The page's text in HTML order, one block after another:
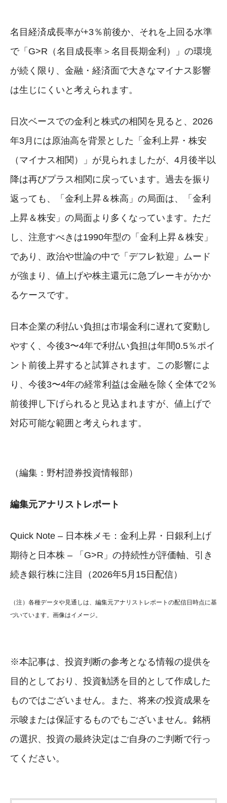
名目経済成長率が+3％前後か、それを上回る水準
で「G>R（名目成長率＞名目長期金利）」の環境
が続く限り、金融・経済面で大きなマイナス影響
は生じにくいと考えられます。
日次ベースでの金利と株式の相関を見ると、2026
年3月には原油高を背景とした「金利上昇・株安
（マイナス相関）」が見られましたが、4月後半以
降は再びプラス相関に戻っています。過去を振り
返っても、「金利上昇＆株高」の局面は、「金利
上昇＆株安」の局面より多くなっています。ただ
し、注意すべきは1990年型の「金利上昇＆株安」
であり、政治や世論の中で「デフレ歓迎」ムード
が強まり、値上げや株主還元に急ブレーキがかか
るケースです。
日本企業の利払い負担は市場金利に遅れて変動し
やすく、今後3〜4年で利払い負担は年間0.5％ポイ
ント前後上昇すると試算されます。この影響によ
り、今後3〜4年の経常利益は金融を除く全体で2％
前後押し下げられると見込まれますが、値上げで
対応可能な範囲と考えられます。
（編集：野村證券投資情報部）
編集元アナリストレポート
Quick Note – 日本株メモ：金利上昇・日銀利上げ
期待と日本株 – 「G>R」の持続性が評価軸、引き
続き銀行株に注目（2026年5月15日配信）
（注）各種データや見通しは、編集元アナリストレポートの配信日時点に基
づいています。画像はイメージ。
※本記事は、投資判断の参考となる情報の提供を
目的としており、投資勧誘を目的として作成した
ものではございません。また、将来の投資成果を
示唆または保証するものでもございません。銘柄
の選択、投資の最終決定はご自身のご判断で行っ
てください。